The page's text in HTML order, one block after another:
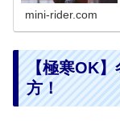
mini-rider.com
【極寒OK】
方！